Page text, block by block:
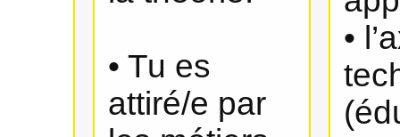
• Tu es
attiré/e par
•